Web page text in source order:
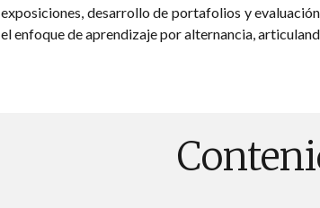
exposiciones, desarrollo de portafolios y
el enfoque de aprendizaje por alternancia,